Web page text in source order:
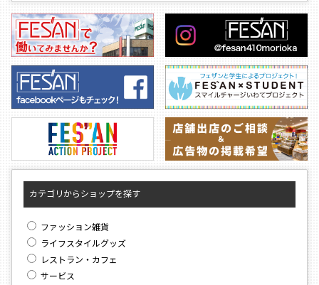
カテゴリからショップを探す
ファッション雑貨
ライフスタイルグッズ
レストラン・カフェ
サービス